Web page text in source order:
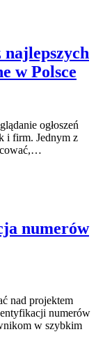
w Polsce
ogłoszeń
i firm. Jednym z
numerów
nad projektem
numerów
w szybkim